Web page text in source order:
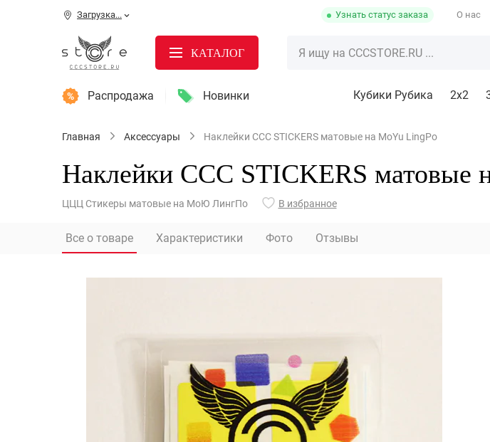
Загрузка... Узнать статус заказа О нас
КАТАЛОГ
Распродажа Новинки Кубики Рубика 2x2
Главная Аксессуары Наклейки CCC STICKERS матовые на MoYu LingPo
Наклейки CCC STICKERS матовые
ЦЦЦ Стикеры матовые на МоЮ ЛингПо В избранное
Все о товаре Характеристики Фото Отзывы